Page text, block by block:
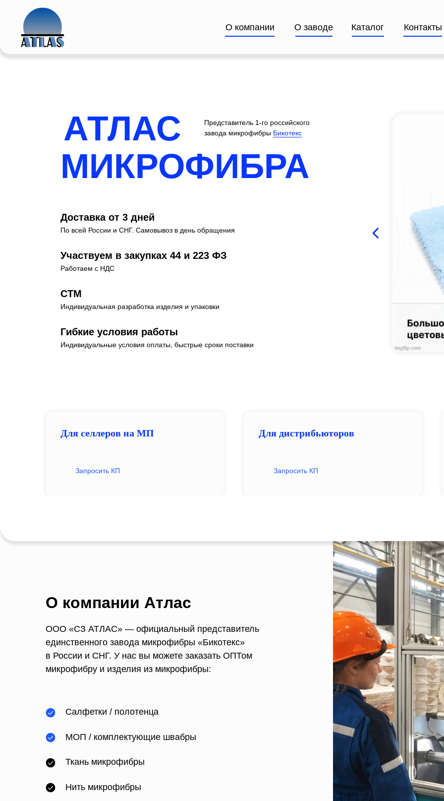
О компании Каталог Контакты
О заводе
Доставка от 3 дней
По всей России и СНГ. Самовывоз в день обращения
Участвуем в закупках 44 и 223 ФЗ
Работаем с НДС
СТМ
Индивидуальная разработка изделия и упаковки
Гибкие условия работы
Индивидуальные условия оплаты, быстрые сроки поставки
АТЛАС
МИКРОФИБРА
Представитель 1-го российского
завода микрофибры Бикотекс
Для селлеров на МП
Запросить КП
Для дистрибьюторов
Запросить КП
О компании Атлас
ООО «СЗ АТЛАС» — официальный представитель
единственного завода микрофибры «Бикотекс»
в России и СНГ. У нас вы можете заказать ОПТом
микрофибру и изделия из микрофибры:
Салфетки / полотенца
МОП / комплектующие швабры
Ткань микрофибры
Нить микрофибры